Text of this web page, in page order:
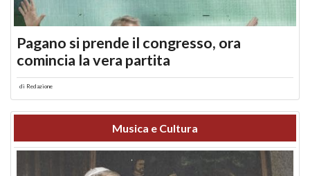
Pagano si prende il congresso, ora
comincia la vera partita
di Redazione
Musica e Cultura